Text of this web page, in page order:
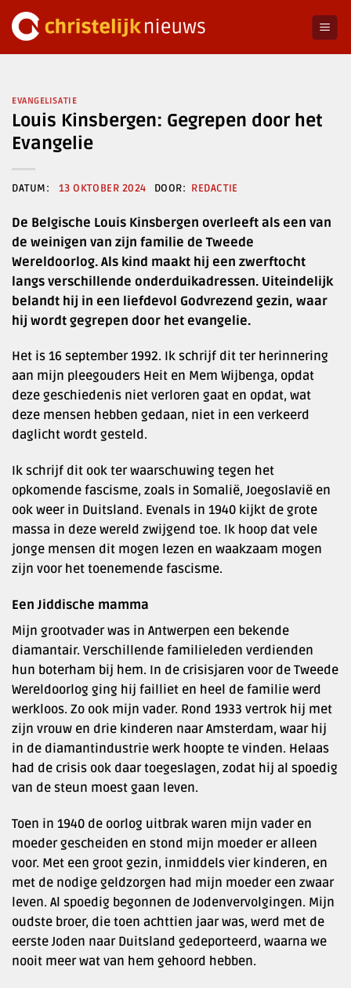
naar
EVANGELISATIE
Louis Kinsbergen: Gegrepen door het
Evangelie
13 OKTOBER 2024 REDACTIE
De Belgische Louis Kinsbergen overleeft als een van
de weinigen van zijn familie de Tweede
Wereldoorlog. Als kind maakt hij een zwerftocht
langs verschillende onderduikadressen. Uiteindelijk
belandt hij in een liefdevol Godvrezend gezin, waar
hij wordt gegrepen door het evangelie.
Het is 16 september 1992. Ik schrijf dit ter herinnering
aan mijn pleegouders Heit en Mem Wijbenga, opdat
deze geschiedenis niet verloren gaat en opdat, wat
deze mensen hebben gedaan, niet in een verkeerd
daglicht wordt gesteld.
Ik schrijf dit ook ter waarschuwing tegen het
opkomende fascisme, zoals in Somalië, Joegoslavië en
ook weer in Duitsland. Evenals in 1940 kijkt de grote
massa in deze wereld zwijgend toe. Ik hoop dat vele
jonge mensen dit mogen lezen en waakzaam mogen
zijn voor het toenemende fascisme.
Een Jiddische mamma
Mijn grootvader was in Antwerpen een bekende
diamantair. Verschillende familieleden verdienden
hun boterham bij hem. In de crisisjaren voor de Tweede
Wereldoorlog ging hij failliet en heel de familie werd
werkloos. Zo ook mijn vader. Rond 1933 vertrok hij met
zijn vrouw en drie kinderen naar Amsterdam, waar hij
in de diamantindustrie werk hoopte te vinden. Helaas
had de crisis ook daar toegeslagen, zodat hij al spoedig
van de steun moest gaan leven.
Toen in 1940 de oorlog uitbrak waren mijn vader en
moeder gescheiden en stond mijn moeder er alleen
voor. Met een groot gezin, inmiddels vier kinderen, en
met de nodige geldzorgen had mijn moeder een zwaar
leven. Al spoedig begonnen de Jodenvervolgingen. Mijn
oudste broer, die toen achttien jaar was, werd met de
eerste Joden naar Duitsland gedeporteerd, waarna we
nooit meer wat van hem gehoord hebben.